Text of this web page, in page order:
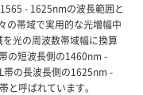
- 1625nmの波長範囲と
の帯域で実用的な光増幅中
光の周波数帯域幅に換算
の短波長側の1460nm -
の長波長側の1625nm -
呼ばれています。